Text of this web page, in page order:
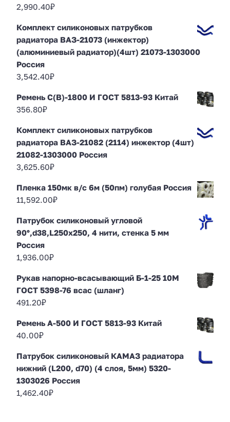
2,990.40₽
Комплект силиконовых патрубков
радиатора ВАЗ-21073 (инжектор)
(алюминиевый радиатор)(4шт) 21073-1303000
Россия
3,542.40₽
Ремень С(В)-1800 И ГОСТ 5813-93 Китай
356.80₽
Комплект силиконовых патрубков
радиатора ВАЗ-21082 (2114) инжектор (4шт)
21082-1303000 Россия
3,625.60₽
Пленка 150мк в/с 6м (50пм) голубая Россия
11,592.00₽
Патрубок силиконовый угловой
90°,d38,L250x250, 4 нити, стенка 5 мм
Россия
1,936.00₽
Рукав напорно-всасывающий Б-1-25 10М
ГОСТ 5398-76 всас (шланг)
491.20₽
Ремень А-500 И ГОСТ 5813-93 Китай
40.00₽
Патрубок силиконовый КАМАЗ радиатора
нижний (L200, d70) (4 слоя, 5мм) 5320-
1303026 Россия
1,462.40₽